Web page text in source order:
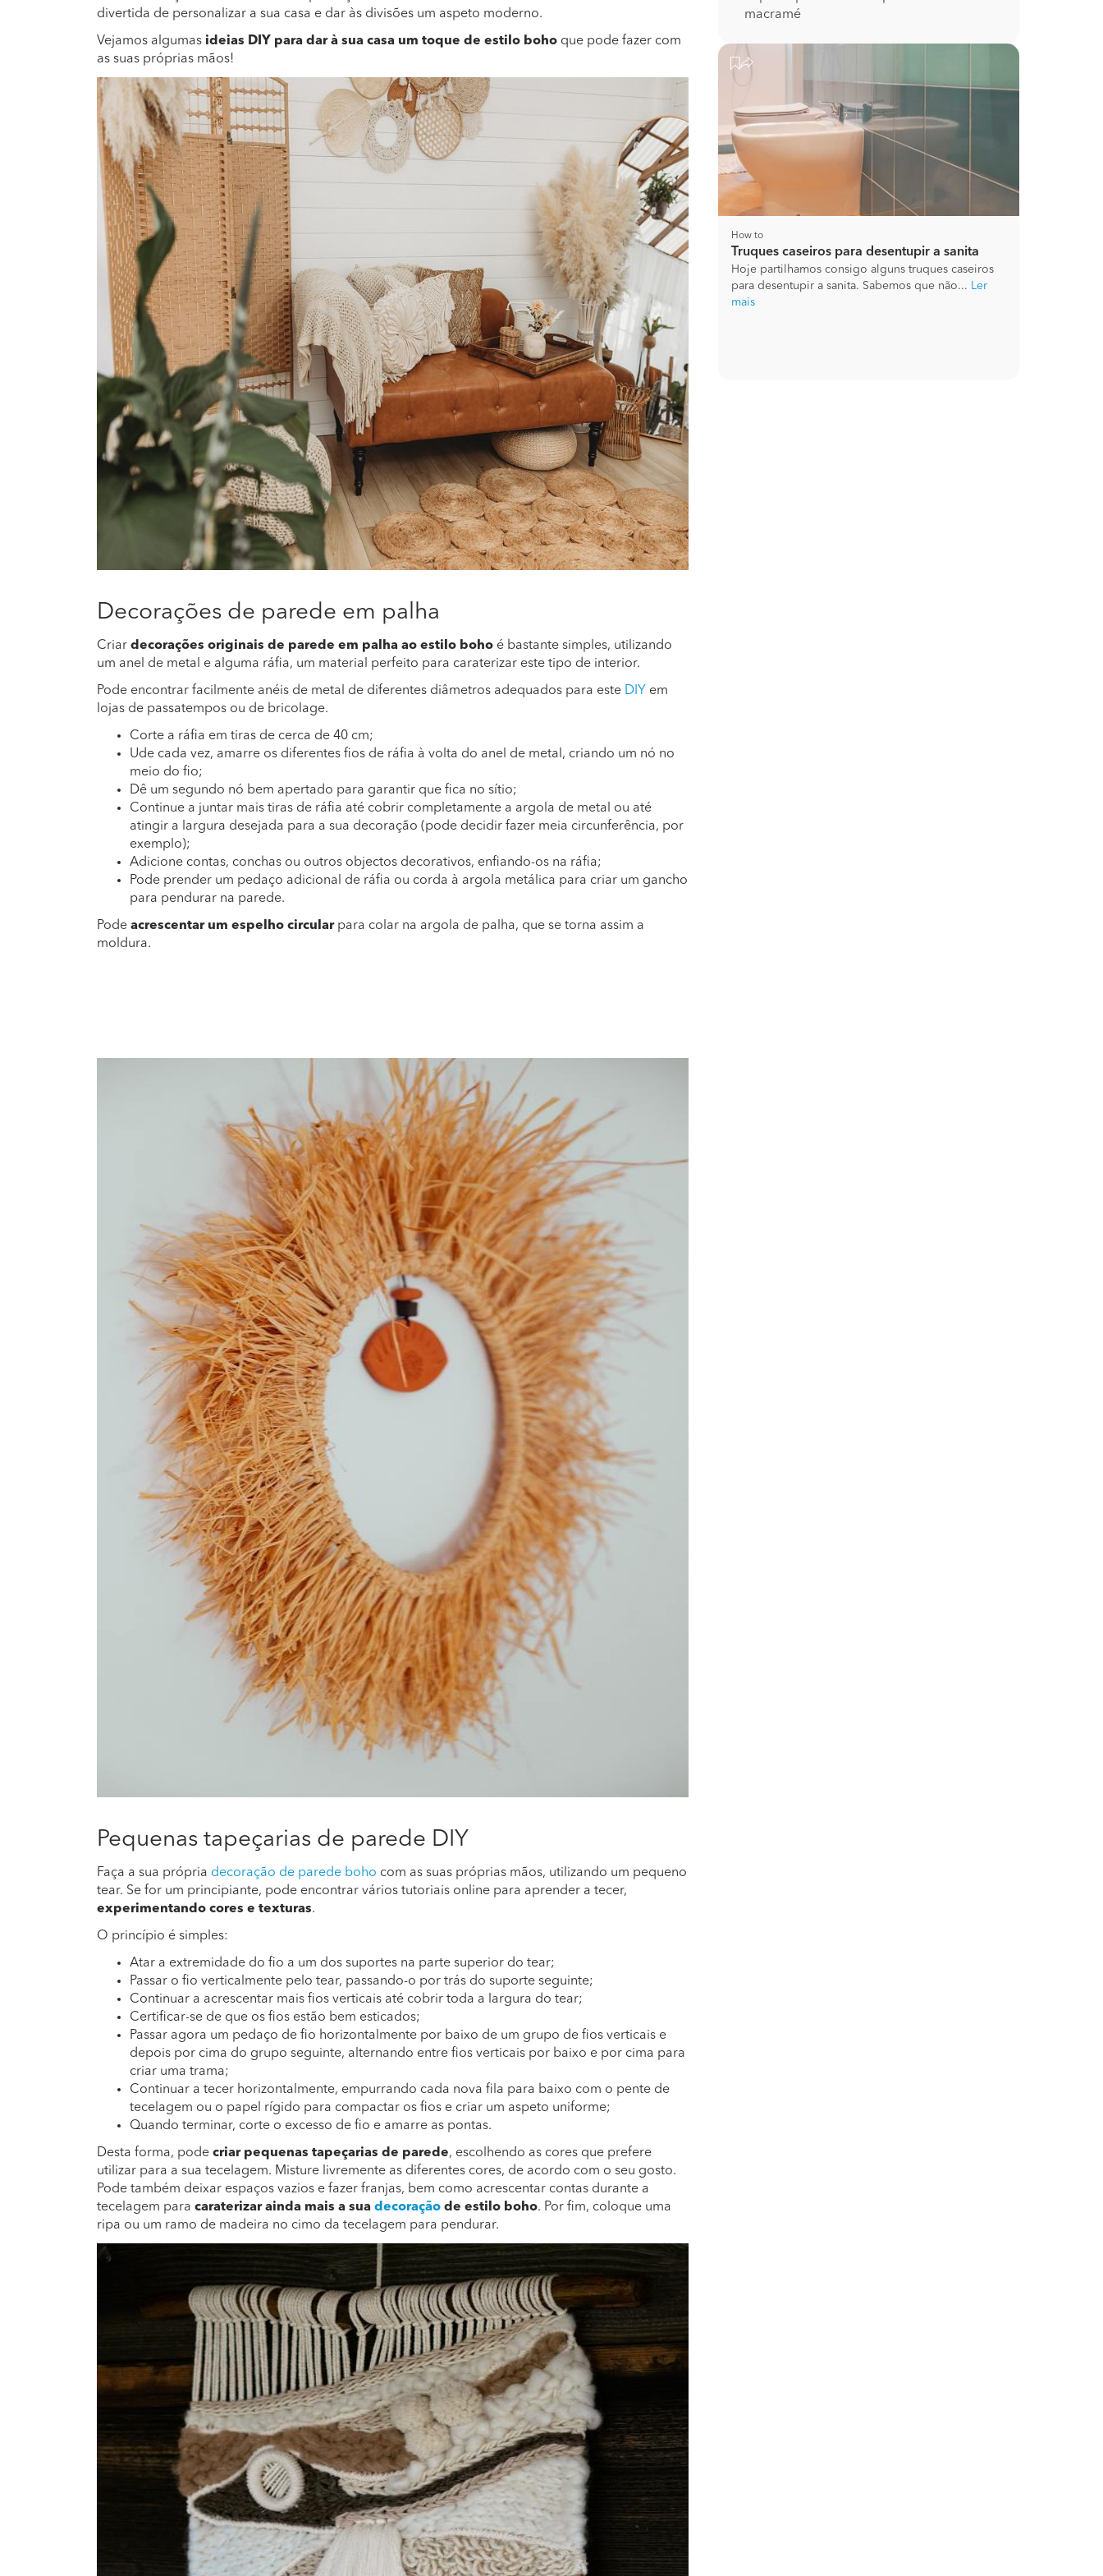
divertida de personalizar a sua casa e dar às divisões um aspeto moderno.
Vejamos algumas ideias DIY para dar à sua casa um toque de estilo boho que pode fazer com
as suas próprias mãos!
Decorações de parede em palha
Criar decorações originais de parede em palha ao estilo boho é bastante simples, utilizando
um anel de metal e alguma ráfia, um material perfeito para caraterizar este tipo de interior.
Pode encontrar facilmente anéis de metal de diferentes diâmetros adequados para este DIY em
lojas de passatempos ou de bricolage.
Corte a ráfia em tiras de cerca de 40 cm;
Ude cada vez, amarre os diferentes fios de ráfia à volta do anel de metal, criando um nó no
meio do fio;
Dê um segundo nó bem apertado para garantir que fica no sítio;
Continue a juntar mais tiras de ráfia até cobrir completamente a argola de metal ou até
atingir a largura desejada para a sua decoração (pode decidir fazer meia circunferência, por
exemplo);
Adicione contas, conchas ou outros objectos decorativos, enfiando-os na ráfia;
Pode prender um pedaço adicional de ráfia ou corda à argola metálica para criar um gancho
para pendurar na parede.
Pode acrescentar um espelho circularpara colar na argola de palha, que se torna assim a
moldura.
Pequenas tapeçarias de parede DIY
Faça a sua própria decoração de parede boho com as suas próprias mãos, utilizando um pequeno
tear. Se for um principiante, pode encontrar vários tutoriais online para aprender a tecer,
experimentando cores e texturas.
O princípio é simples:
Atar a extremidade do fio a um dos suportes na parte superior do tear;
Passar o fio verticalmente pelo tear, passando-o por trás do suporte seguinte;
Continuar a acrescentar mais fios verticais até cobrir toda a largura do tear;
Certificar-se de que os fios estão bem esticados;
Passar agora um pedaço de fio horizontalmente por baixo de um grupo de fios verticais e
depois por cima do grupo seguinte, alternando entre fios verticais por baixo e por cima para
criar uma trama;
Continuar a tecer horizontalmente, empurrando cada nova fila para baixo com o pente de
tecelagem ou o papel rígido para compactar os fios e criar um aspeto uniforme;
Quando terminar, corte o excesso de fio e amarre as pontas.
Desta forma, pode criar pequenas tapeçarias de parede, escolhendo as cores que prefere
utilizar para a sua tecelagem. Misture livremente as diferentes cores, de acordo com o seu gosto.
Pode também deixar espaços vazios e fazer franjas, bem como acrescentar contas durante a
tecelagem para caraterizar ainda mais a sua decoração de estilo boho. Por fim, coloque uma
ripa ou um ramo de madeira no cimo da tecelagem para pendurar.
macramé
How to
Truques caseiros para desentupir a sanita
Hoje partilhamos consigo alguns truques caseiros
para desentupir a sanita. Sabemos que não... Ler
mais